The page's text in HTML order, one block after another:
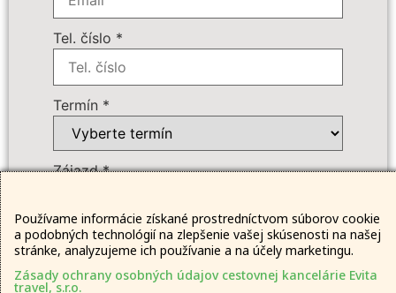
Tel. číslo *
Termín *
Zájazd*
GDPR
Súhlasím so spracovaním mojich
309 € - príplatok za 1/1 izbu
Doplnkové služby:
Počet osôb*
Cena zájazdu
Dôležité:
Používame informácie získané prostredníctvom súborov cookie
a podobných technológií na zlepšenie vašej skúsenosti na našej
stránke, analyzujeme ich používanie a na účely marketingu.
Zásady ochrany osobných údajov cestovnej kancelárie Evita
travel, s.r.o.